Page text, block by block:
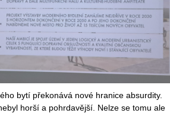
bytí překonává nové hranice absurdity.
horší a pohrdavější. Nelze se tomu ale